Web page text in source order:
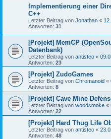
Implementierung einer
C++
Letzter Beitrag von Jonathan «
Antworten: 31
[Projekt] MemCP
Datenbank)
Letzter Beitrag von antisteo «
Antworten: 23
[Projekt] ZudoGames
Letzter Beitrag von Chromanoid «
Antworten: 8
[Projekt] Cave Mine
Letzter Beitrag von woodsmoke «
Antworten: 22
[Projekt] Hard Thug Life
Letzter Beitrag von antisteo «
Antworten: 48